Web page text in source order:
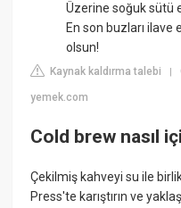
Üzerine soğuk sütü
En son buzları ilave
olsun!
Kaynak kaldırma talebi |
yemek.com
Cold brew nasıl
Çekilmiş kahveyi su ile
Press'te karıştırın ve